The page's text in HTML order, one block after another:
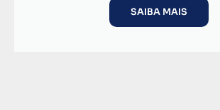
SAIBA MAIS